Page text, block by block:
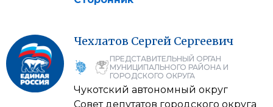
Чехлатов Сергей Сергеевич
ПРЕДСТАВИТЕЛЬНЫЙ ОРГАН
МУНИЦИПАЛЬНОГО РАЙОНА И
ГОРОДСКОГО ОКРУГА
Чукотский автономный округ
Совет депутатов городского округа